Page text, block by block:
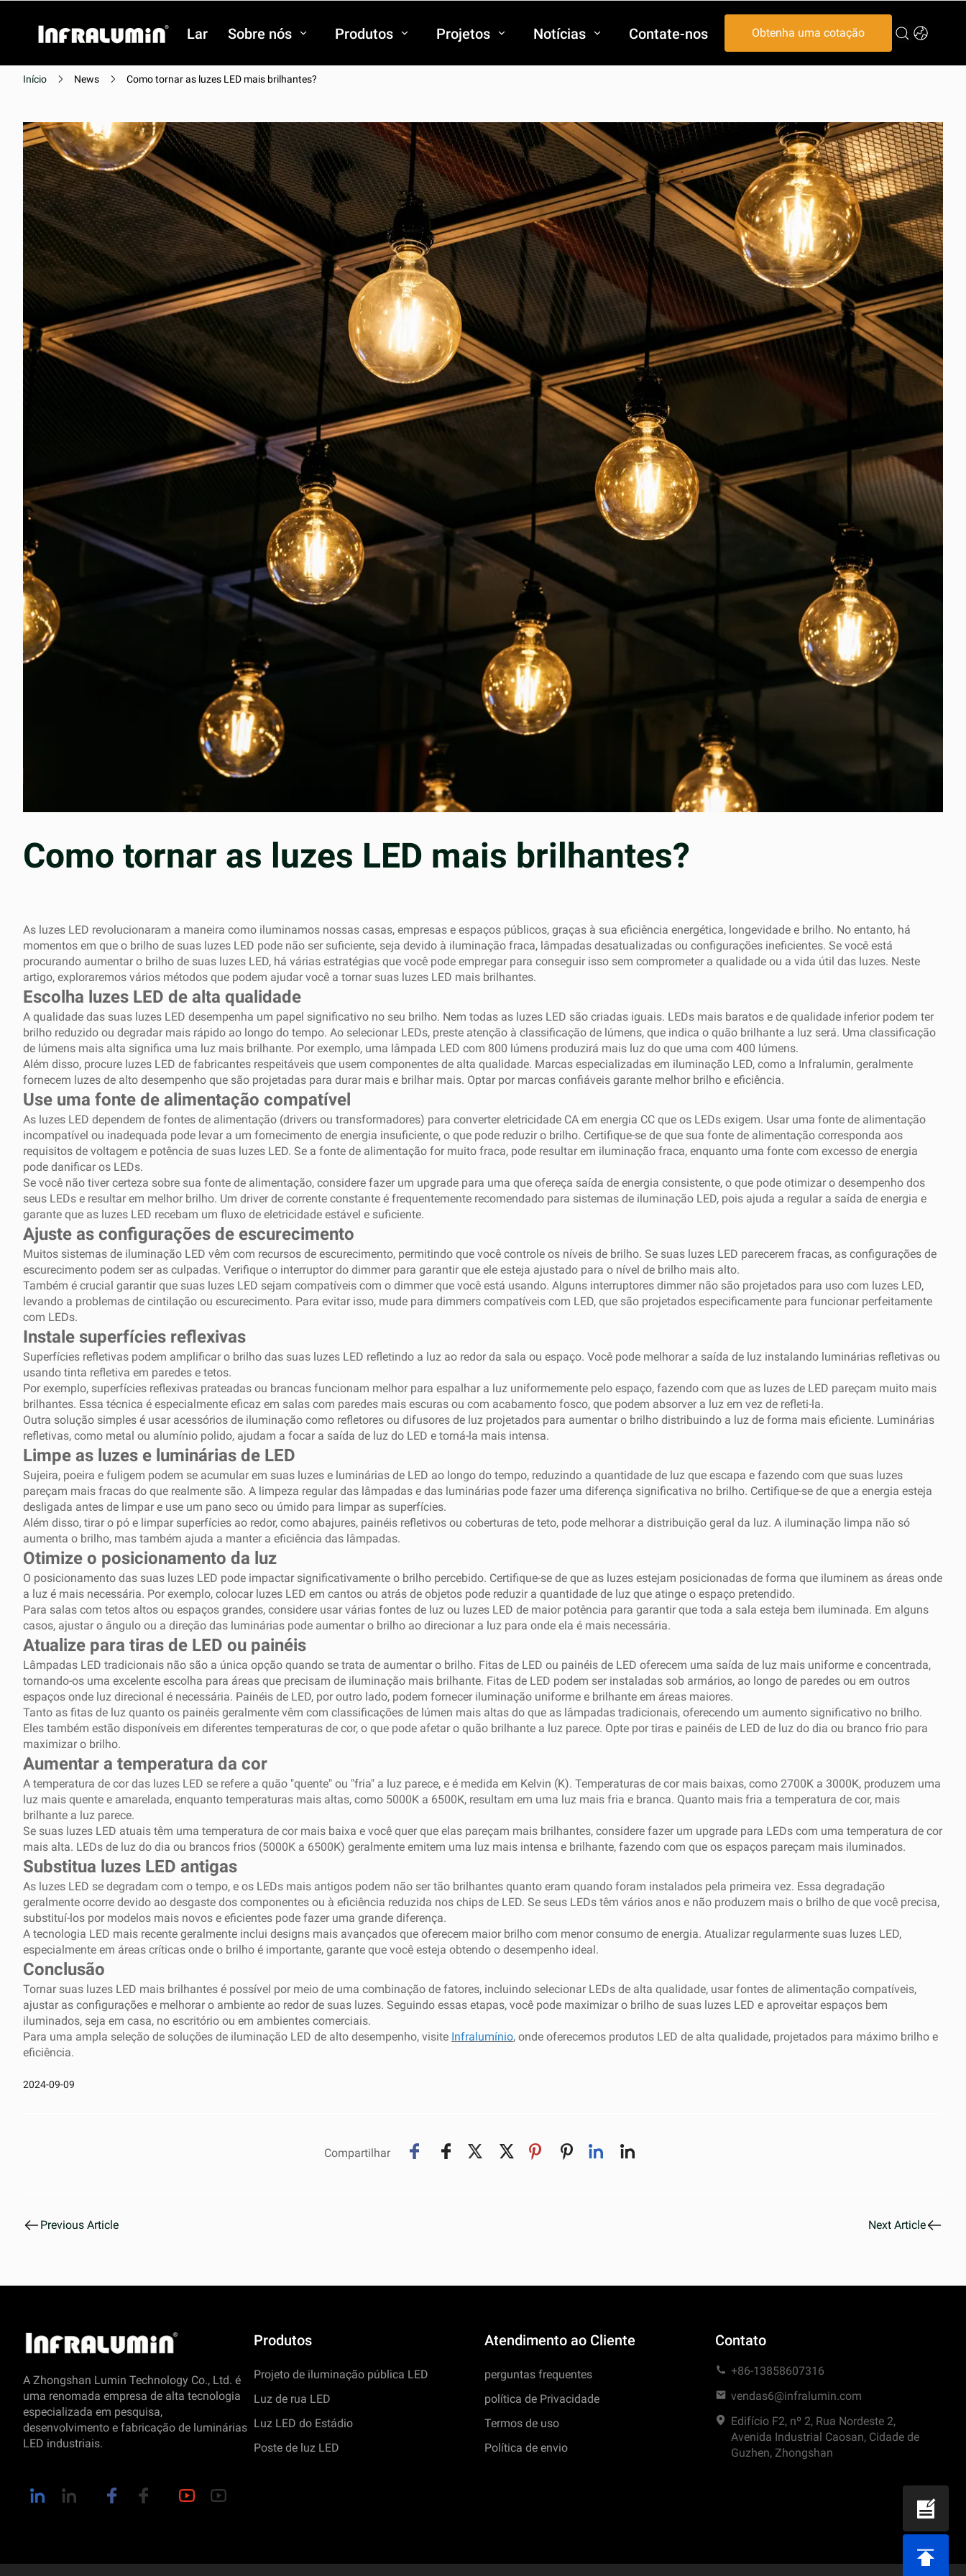
Lar Sobre nós Produtos Projetos Notícias Contate-nos Obtenha uma cotação
Início News Como tornar as luzes LED mais brilhantes?
Como tornar as luzes LED mais brilhantes?
As luzes LED revolucionaram a maneira como iluminamos nossas casas, empresas e espaços públicos, graças à sua eficiência energética, longevidade e brilho. No entanto, há
momentos em que o brilho de suas luzes LED pode não ser suficiente, seja devido à iluminação fraca, lâmpadas desatualizadas ou configurações ineficientes. Se você está
procurando aumentar o brilho de suas luzes LED, há várias estratégias que você pode empregar para conseguir isso sem comprometer a qualidade ou a vida útil das luzes. Neste
artigo, exploraremos vários métodos que podem ajudar você a tornar suas luzes LED mais brilhantes.
Escolha luzes LED de alta qualidade
A qualidade das suas luzes LED desempenha um papel significativo no seu brilho. Nem todas as luzes LED são criadas iguais. LEDs mais baratos e de qualidade inferior podem ter
brilho reduzido ou degradar mais rápido ao longo do tempo. Ao selecionar LEDs, preste atenção à classificação de lúmens, que indica o quão brilhante a luz será. Uma classificação
de lúmens mais alta significa uma luz mais brilhante. Por exemplo, uma lâmpada LED com 800 lúmens produzirá mais luz do que uma com 400 lúmens.
Além disso, procure luzes LED de fabricantes respeitáveis ​​que usem componentes de alta qualidade. Marcas especializadas em iluminação LED, como a Infralumin, geralmente
fornecem luzes de alto desempenho que são projetadas para durar mais e brilhar mais. Optar por marcas confiáveis ​​garante melhor brilho e eficiência.
Use uma fonte de alimentação compatível
As luzes LED dependem de fontes de alimentação (drivers ou transformadores) para converter eletricidade CA em energia CC que os LEDs exigem. Usar uma fonte de alimentação
incompatível ou inadequada pode levar a um fornecimento de energia insuficiente, o que pode reduzir o brilho. Certifique-se de que sua fonte de alimentação corresponda aos
requisitos de voltagem e potência de suas luzes LED. Se a fonte de alimentação for muito fraca, pode resultar em iluminação fraca, enquanto uma fonte com excesso de energia
pode danificar os LEDs.
Se você não tiver certeza sobre sua fonte de alimentação, considere fazer um upgrade para uma que ofereça saída de energia consistente, o que pode otimizar o desempenho dos
seus LEDs e resultar em melhor brilho. Um driver de corrente constante é frequentemente recomendado para sistemas de iluminação LED, pois ajuda a regular a saída de energia e
garante que as luzes LED recebam um fluxo de eletricidade estável e suficiente.
Ajuste as configurações de escurecimento
Muitos sistemas de iluminação LED vêm com recursos de escurecimento, permitindo que você controle os níveis de brilho. Se suas luzes LED parecerem fracas, as configurações de
escurecimento podem ser as culpadas. Verifique o interruptor do dimmer para garantir que ele esteja ajustado para o nível de brilho mais alto.
Também é crucial garantir que suas luzes LED sejam compatíveis com o dimmer que você está usando. Alguns interruptores dimmer não são projetados para uso com luzes LED,
levando a problemas de cintilação ou escurecimento. Para evitar isso, mude para dimmers compatíveis com LED, que são projetados especificamente para funcionar perfeitamente
com LEDs.
Instale superfícies reflexivas
Superfícies refletivas podem amplificar o brilho das suas luzes LED refletindo a luz ao redor da sala ou espaço. Você pode melhorar a saída de luz instalando luminárias refletivas ou
usando tinta refletiva em paredes e tetos.
Por exemplo, superfícies reflexivas prateadas ou brancas funcionam melhor para espalhar a luz uniformemente pelo espaço, fazendo com que as luzes de LED pareçam muito mais
brilhantes. Essa técnica é especialmente eficaz em salas com paredes mais escuras ou com acabamento fosco, que podem absorver a luz em vez de refleti-la.
Outra solução simples é usar acessórios de iluminação como refletores ou difusores de luz projetados para aumentar o brilho distribuindo a luz de forma mais eficiente. Luminárias
refletivas, como metal ou alumínio polido, ajudam a focar a saída de luz do LED e torná-la mais intensa.
Limpe as luzes e luminárias de LED
Sujeira, poeira e fuligem podem se acumular em suas luzes e luminárias de LED ao longo do tempo, reduzindo a quantidade de luz que escapa e fazendo com que suas luzes
pareçam mais fracas do que realmente são. A limpeza regular das lâmpadas e das luminárias pode fazer uma diferença significativa no brilho. Certifique-se de que a energia esteja
desligada antes de limpar e use um pano seco ou úmido para limpar as superfícies.
Além disso, tirar o pó e limpar superfícies ao redor, como abajures, painéis refletivos ou coberturas de teto, pode melhorar a distribuição geral da luz. A iluminação limpa não só
aumenta o brilho, mas também ajuda a manter a eficiência das lâmpadas.
Otimize o posicionamento da luz
O posicionamento das suas luzes LED pode impactar significativamente o brilho percebido. Certifique-se de que as luzes estejam posicionadas de forma que iluminem as áreas onde
a luz é mais necessária. Por exemplo, colocar luzes LED em cantos ou atrás de objetos pode reduzir a quantidade de luz que atinge o espaço pretendido.
Para salas com tetos altos ou espaços grandes, considere usar várias fontes de luz ou luzes LED de maior potência para garantir que toda a sala esteja bem iluminada. Em alguns
casos, ajustar o ângulo ou a direção das luminárias pode aumentar o brilho ao direcionar a luz para onde ela é mais necessária.
Atualize para tiras de LED ou painéis
Lâmpadas LED tradicionais não são a única opção quando se trata de aumentar o brilho. Fitas de LED ou painéis de LED oferecem uma saída de luz mais uniforme e concentrada,
tornando-os uma excelente escolha para áreas que precisam de iluminação mais brilhante. Fitas de LED podem ser instaladas sob armários, ao longo de paredes ou em outros
espaços onde luz direcional é necessária. Painéis de LED, por outro lado, podem fornecer iluminação uniforme e brilhante em áreas maiores.
Tanto as fitas de luz quanto os painéis geralmente vêm com classificações de lúmen mais altas do que as lâmpadas tradicionais, oferecendo um aumento significativo no brilho.
Eles também estão disponíveis em diferentes temperaturas de cor, o que pode afetar o quão brilhante a luz parece. Opte por tiras e painéis de LED de luz do dia ou branco frio para
maximizar o brilho.
Aumentar a temperatura da cor
A temperatura de cor das luzes LED se refere a quão "quente" ou "fria" a luz parece, e é medida em Kelvin (K). Temperaturas de cor mais baixas, como 2700K a 3000K, produzem uma
luz mais quente e amarelada, enquanto temperaturas mais altas, como 5000K a 6500K, resultam em uma luz mais fria e branca. Quanto mais fria a temperatura de cor, mais
brilhante a luz parece.
Se suas luzes LED atuais têm uma temperatura de cor mais baixa e você quer que elas pareçam mais brilhantes, considere fazer um upgrade para LEDs com uma temperatura de cor
mais alta. LEDs de luz do dia ou brancos frios (5000K a 6500K) geralmente emitem uma luz mais intensa e brilhante, fazendo com que os espaços pareçam mais iluminados.
Substitua luzes LED antigas
As luzes LED se degradam com o tempo, e os LEDs mais antigos podem não ser tão brilhantes quanto eram quando foram instalados pela primeira vez. Essa degradação
geralmente ocorre devido ao desgaste dos componentes ou à eficiência reduzida nos chips de LED. Se seus LEDs têm vários anos e não produzem mais o brilho de que você precisa,
substituí-los por modelos mais novos e eficientes pode fazer uma grande diferença.
A tecnologia LED mais recente geralmente inclui designs mais avançados que oferecem maior brilho com menor consumo de energia. Atualizar regularmente suas luzes LED,
especialmente em áreas críticas onde o brilho é importante, garante que você esteja obtendo o desempenho ideal.
Conclusão
Tornar suas luzes LED mais brilhantes é possível por meio de uma combinação de fatores, incluindo selecionar LEDs de alta qualidade, usar fontes de alimentação compatíveis,
ajustar as configurações e melhorar o ambiente ao redor de suas luzes. Seguindo essas etapas, você pode maximizar o brilho de suas luzes LED e aproveitar espaços bem
iluminados, seja em casa, no escritório ou em ambientes comerciais.
Para uma ampla seleção de soluções de iluminação LED de alto desempenho, visite Infralumínio, onde oferecemos produtos LED de alta qualidade, projetados para máximo brilho e
eficiência.
2024-09-09
Compartilhar
Previous Article Next Article
A Zhongshan Lumin Technology Co., Ltd. é
uma renomada empresa de alta tecnologia
especializada em pesquisa,
desenvolvimento e fabricação de luminárias
LED industriais.
Produtos
Projeto de iluminação pública LED
Luz de rua LED
Luz LED do Estádio
Poste de luz LED
Atendimento ao Cliente
perguntas frequentes
política de Privacidade
Termos de uso
Política de envio
Contato
+86-13858607316
vendas6@infralumin.com
Edifício F2, nº 2, Rua Nordeste 2,
Avenida Industrial Caosan, Cidade de
Guzhen, Zhongshan